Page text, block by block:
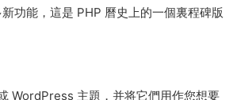
功能，這是 PHP 曆史上的一個裏程碑版
WordPress 主題，并将它們用作您想要